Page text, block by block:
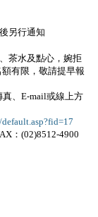
另行通知
茶水及點心，婉拒
有限，敬請提早報
、E-mail或線上方
：(02)8512-4900